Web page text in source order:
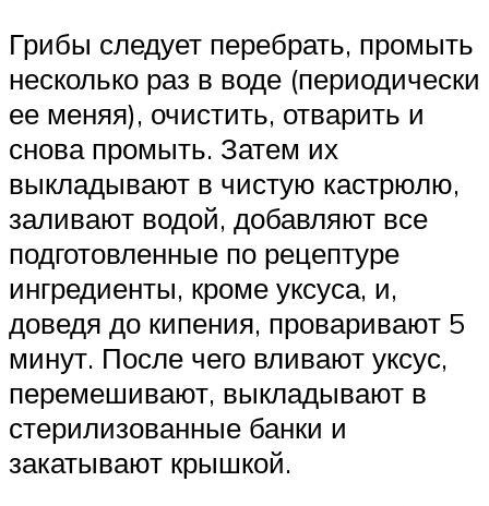
Грибы следует перебрать, промыть
несколько раз в воде (периодически
ее меняя), очистить, отварить и
снова промыть. Затем их
выкладывают в чистую кастрюлю,
заливают водой, добавляют все
подготовленные по рецептуре
ингредиенты, кроме уксуса, и,
доведя до кипения, проваривают 5
минут. После чего вливают уксус,
перемешивают, выкладывают в
стерилизованные банки и
закатывают крышкой.